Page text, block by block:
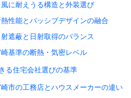
に耐えうる構造と外装選び
性能とパッシブデザインの融合
遮蔽と日射取得のバランス
基準の断熱・気密レベル
る住宅会社選びの基準
市の工務店とハウスメーカーの違い